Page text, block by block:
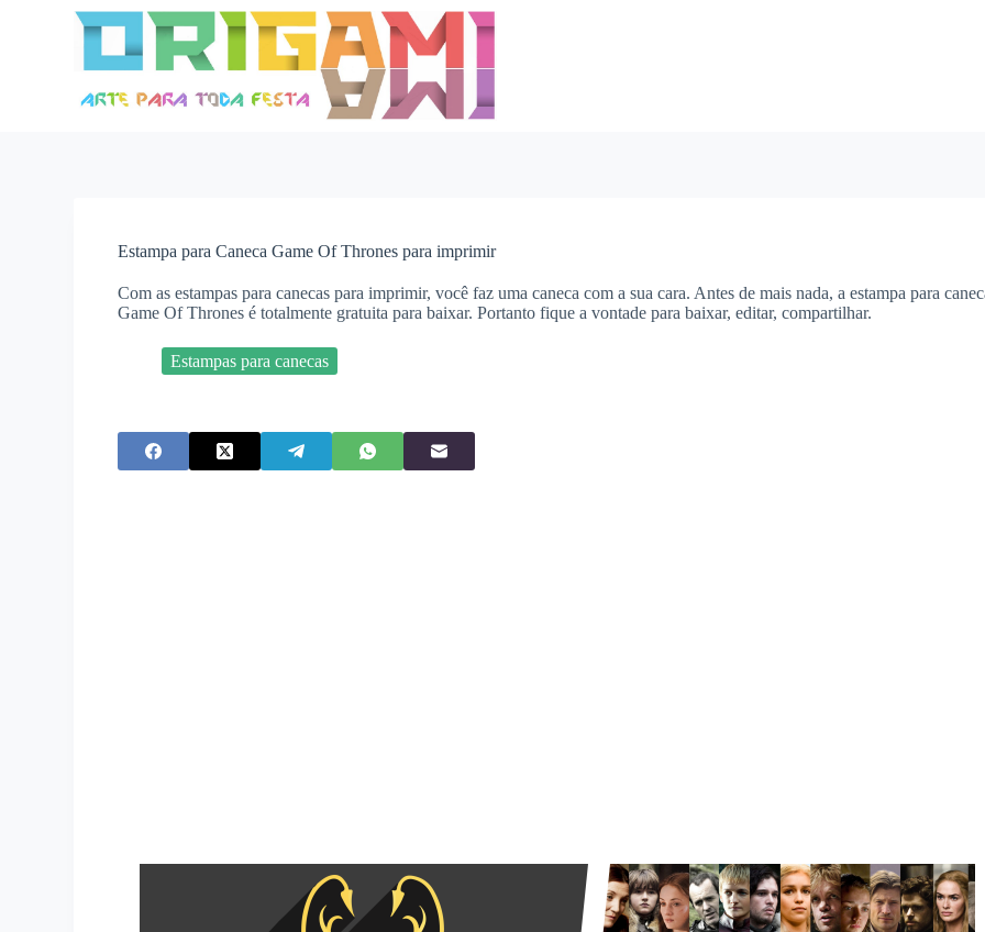
Estampa para Caneca Game Of Thrones para imprimir
Com as estampas para canecas para imprimir, você faz uma caneca com a sua cara. Antes de mais nada, a estampa para
Game Of Thrones é totalmente gratuita para baixar. Portanto fique a vontade para baixar, editar, compartilhar.
Estampas para canecas